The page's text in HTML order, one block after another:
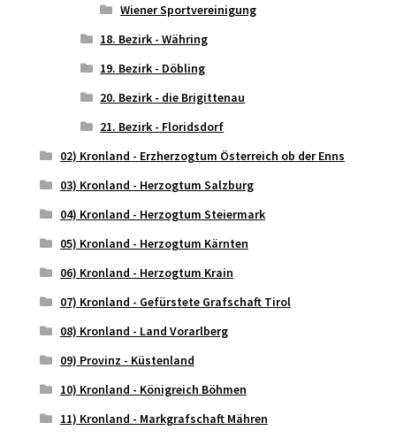
Wiener Sportvereinigung
18. Bezirk - Währing
19. Bezirk - Döbling
20. Bezirk - die Brigittenau
21. Bezirk - Floridsdorf
02) Kronland - Erzherzogtum Österreich ob der Enns
03) Kronland - Herzogtum Salzburg
04) Kronland - Herzogtum Steiermark
05) Kronland - Herzogtum Kärnten
06) Kronland - Herzogtum Krain
07) Kronland - Gefürstete Grafschaft Tirol
08) Kronland - Land Vorarlberg
09) Provinz - Küstenland
10) Kronland - Königreich Böhmen
11) Kronland - Markgrafschaft Mähren